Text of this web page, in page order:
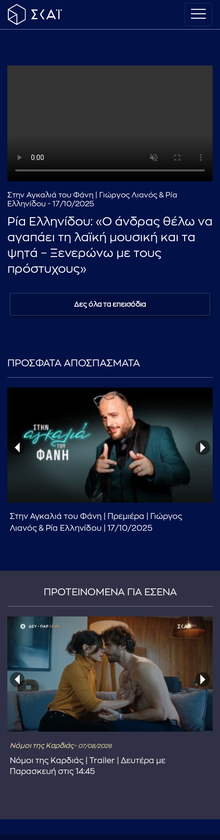
...πληκτρολογήστε κείμενο προς αναζήτηση
Στην Αγκαλιά του Φάνη | Γιώργος Λιανός & Ρία
Ελληνίδου - 17/10/2025
Ρία Ελληνίδου: «Ο άνδρας θέλω να
αγαπάει τη λαϊκή μουσική και τα
ψητά – Ξενερώνω με τους
πρόστυχους»
Δες όλα τα επεισόδια
ΠΡΟΣΦΑΤΑ ΑΠΟΣΠΑΣΜΑΤΑ
Στην Αγκαλιά του Φάνη | Πρεμιέρα | Γιώργος
Λιανός & Ρία Ελληνίδου | 17/10/2025
ΠΡΟΤΕΙΝΟΜΕΝΑ ΓΙΑ ΕΣΕΝΑ
Νόμοι της Καρδιάς- 07/08/2026
Νόμοι της Καρδιάς | Trailer | Δευτέρα με
Παρασκευή στις 14:45